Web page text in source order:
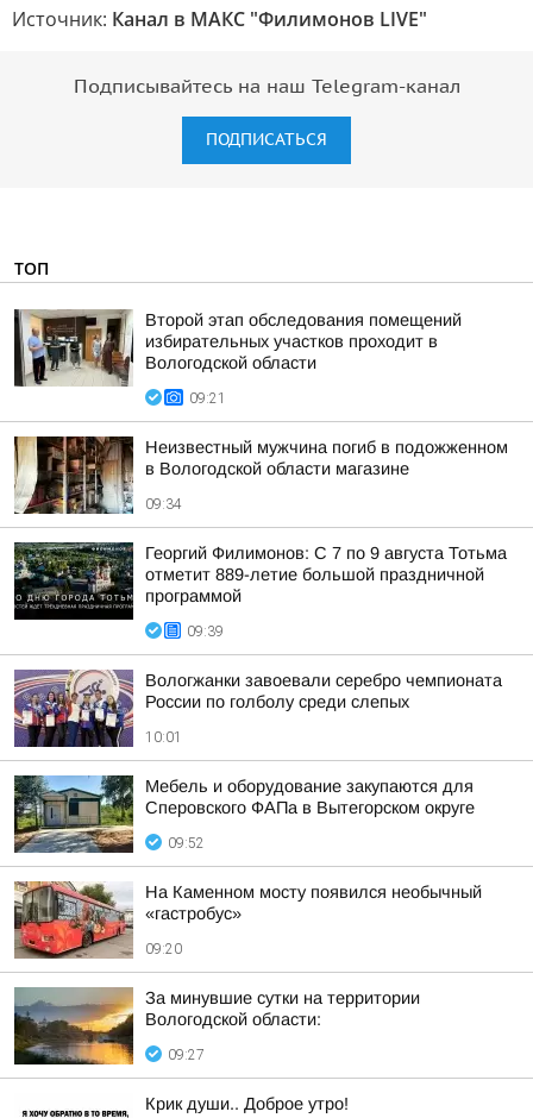
Источник: Канал в МАКС "Филимонов LIVE"
Подписывайтесь на наш Telegram-канал
ПОДПИСАТЬСЯ
ТОП
Второй этап обследования помещений
избирательных участков проходит в
Вологодской области
09:21
Неизвестный мужчина погиб в подожженном
в Вологодской области магазине
09:34
Георгий Филимонов: С 7 по 9 августа Тотьма
отметит 889-летие большой праздничной
программой
09:39
Вологжанки завоевали серебро чемпионата
России по голболу среди слепых
10:01
Мебель и оборудование закупаются для
Сперовского ФАПа в Вытегорском округе
09:52
На Каменном мосту появился необычный
«гастробус»
09:20
За минувшие сутки на территории
Вологодской области:
09:27
Крик души.. Доброе утро!